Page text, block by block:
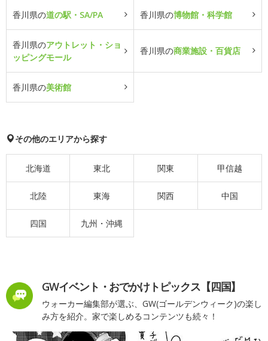
香川県の道の駅・SA/PA 香川県の博物館・科学館
香川県のアウトレット・ショ
ッピングモール
香川県の商業施設・百貨店
香川県の美術館
その他のエリアから探す
北海道 東北 関東 甲信越
北陸 東海 関西 中国
四国 九州・沖縄
GWイベント・おでかけトピックス【四国】
ウォーカー編集部が選ぶ、GW(ゴールデンウィーク)の楽し
み方を紹介。家で楽しめるコンテンツも続々！